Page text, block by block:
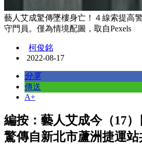
藝人艾成驚傳墜樓身亡！４線索提高
守門員。僅為情境配圖，取自Pexels
柯俊銘
2022-08-17
分享
傳送
A+
編按：藝人艾成今（17）
驚傳自新北市蘆洲捷運站